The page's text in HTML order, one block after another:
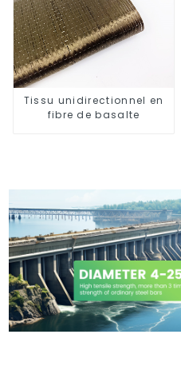
Tissu unidirectionnel en
fibre de basalte